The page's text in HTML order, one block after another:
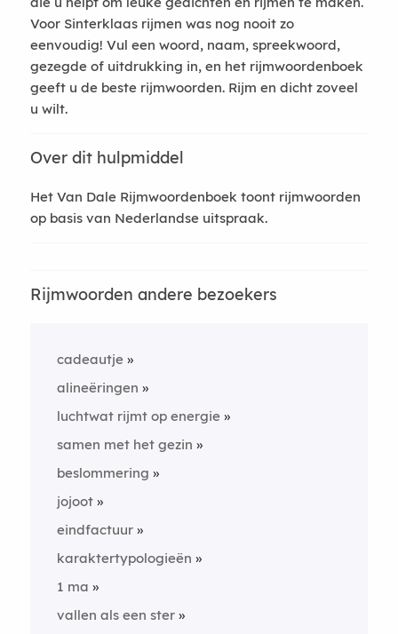
Voor Sinterklaas rijmen was nog nooit zo
eenvoudig! Vul een woord, naam, spreekwoord,
gezegde of uitdrukking in, en het rijmwoordenboek
geeft u de beste rijmwoorden. Rijm en dicht zoveel
u wilt.
Over dit hulpmiddel
Het Van Dale Rijmwoordenboek toont rijmwoorden
op basis van Nederlandse uitspraak.
Rijmwoorden andere bezoekers
cadeautje
alineëringen
luchtwat rijmt op energie
samen met het gezin
beslommering
jojoot
eindfactuur
karaktertypologieën
1 ma
vallen als een ster